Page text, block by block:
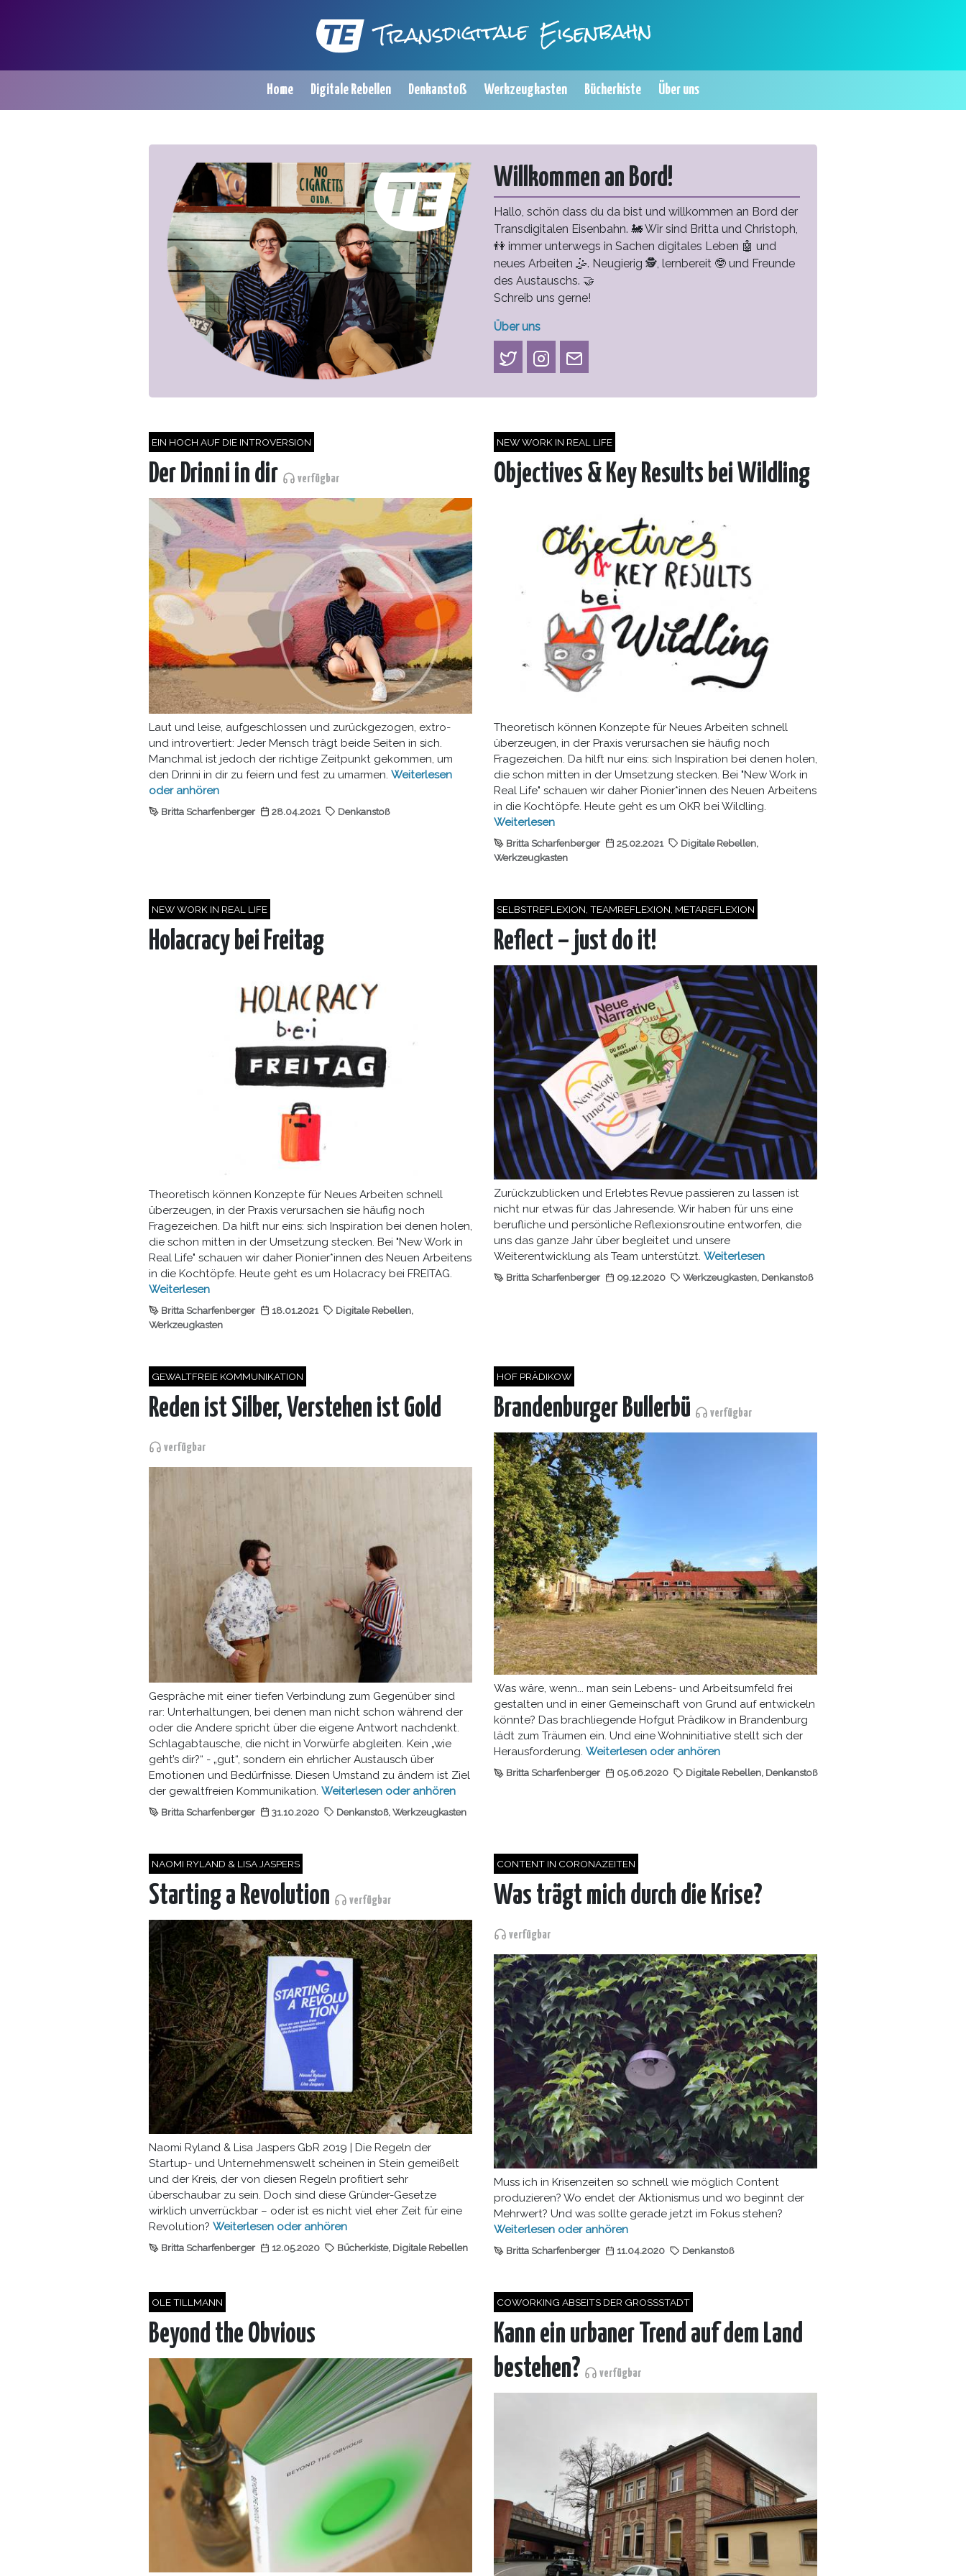
Home Digitale Rebellen Denkanstoß Werkzeugkasten Bücherkiste Über uns
Willkommen an Bord!
Hallo, schön dass du da bist und willkommen an Bord der
Transdigitalen Eisenbahn. 🚂 Wir sind Britta und Christoph,
👫 immer unterwegs in Sachen digitales Leben 🤖 und
neues Arbeiten 🤹. Neugierig 🕵️, lernbereit 🤓 und Freunde
des Austauschs. 🤝
Schreib uns gerne!
Über uns
EIN HOCH AUF DIE INTROVERSION
Der Drinni in dir verfügbar
Laut und leise, aufgeschlossen und zurückgezogen, extro-
und introvertiert: Jeder Mensch trägt beide Seiten in sich.
Manchmal ist jedoch der richtige Zeitpunkt gekommen, um
den Drinni in dir zu feiern und fest zu umarmen. Weiterlesen
oder anhören
Britta Scharfenberger 28.04.2021 Denkanstoß
NEW WORK IN REAL LIFE
Objectives & Key Results bei Wildling
Theoretisch können Konzepte für Neues Arbeiten schnell
überzeugen, in der Praxis verursachen sie häufig noch
Fragezeichen. Da hilft nur eins: sich Inspiration bei denen holen,
die schon mitten in der Umsetzung stecken. Bei "New Work in
Real Life" schauen wir daher Pionier*innen des Neuen Arbeitens
in die Kochtöpfe. Heute geht es um OKR bei Wildling.
Weiterlesen
Britta Scharfenberger 25.02.2021 Digitale Rebellen,
Werkzeugkasten
NEW WORK IN REAL LIFE
Holacracy bei Freitag
Theoretisch können Konzepte für Neues Arbeiten schnell
überzeugen, in der Praxis verursachen sie häufig noch
Fragezeichen. Da hilft nur eins: sich Inspiration bei denen holen,
die schon mitten in der Umsetzung stecken. Bei "New Work in
Real Life" schauen wir daher Pionier*innen des Neuen Arbeitens
in die Kochtöpfe. Heute geht es um Holacracy bei FREITAG.
Weiterlesen
Britta Scharfenberger 18.01.2021 Digitale Rebellen,
Werkzeugkasten
SELBSTREFLEXION, TEAMREFLEXION, METAREFLEXION
Reflect – just do it!
Zurückzublicken und Erlebtes Revue passieren zu lassen ist
nicht nur etwas für das Jahresende. Wir haben für uns eine
berufliche und persönliche Reflexionsroutine entworfen, die
uns das ganze Jahr über begleitet und unsere
Weiterentwicklung als Team unterstützt. Weiterlesen
Britta Scharfenberger 09.12.2020 Werkzeugkasten, Denkanstoß
GEWALTFREIE KOMMUNIKATION
Reden ist Silber, Verstehen ist Gold
verfügbar
Gespräche mit einer tiefen Verbindung zum Gegenüber sind
rar: Unterhaltungen, bei denen man nicht schon während der
oder die Andere spricht über die eigene Antwort nachdenkt.
Schlagabtausche, die nicht in Vorwürfe abgleiten. Kein „wie
geht’s dir?“ - „gut“, sondern ein ehrlicher Austausch über
Emotionen und Bedürfnisse. Diesen Umstand zu ändern ist Ziel
der gewaltfreien Kommunikation. Weiterlesen oder anhören
Britta Scharfenberger 31.10.2020 Denkanstoß,Werkzeugkasten
HOF PRÄDIKOW
Brandenburger Bullerbü verfügbar
Was wäre, wenn... man sein Lebens- und Arbeitsumfeld frei
gestalten und in einer Gemeinschaft von Grund auf entwickeln
könnte? Das brachliegende Hofgut Prädikow in Brandenburg
lädt zum Träumen ein. Und eine Wohninitiative stellt sich der
Herausforderung. Weiterlesen oder anhören
Britta Scharfenberger 05.06.2020 Digitale Rebellen, Denkanstoß
NAOMI RYLAND & LISA JASPERS
Starting a Revolution verfügbar
Naomi Ryland & Lisa Jaspers GbR 2019 | Die Regeln der
Startup- und Unternehmenswelt scheinen in Stein gemeißelt
und der Kreis, der von diesen Regeln profitiert sehr
überschaubar zu sein. Doch sind diese Gründer-Gesetze
wirklich unverrückbar – oder ist es nicht viel eher Zeit für eine
Revolution? Weiterlesen oder anhören
Britta Scharfenberger 12.05.2020 Bücherkiste, Digitale Rebellen
CONTENT IN CORONAZEITEN
Was trägt mich durch die Krise?
verfügbar
Muss ich in Krisenzeiten so schnell wie möglich Content
produzieren? Wo endet der Aktionismus und wo beginnt der
Mehrwert? Und was sollte gerade jetzt im Fokus stehen?
Weiterlesen oder anhören
Britta Scharfenberger 11.04.2020 Denkanstoß
OLE TILLMANN
Beyond the Obvious
COWORKING ABSEITS DER GROSSSTADT
Kann ein urbaner Trend auf dem Land
bestehen?
verfügbar